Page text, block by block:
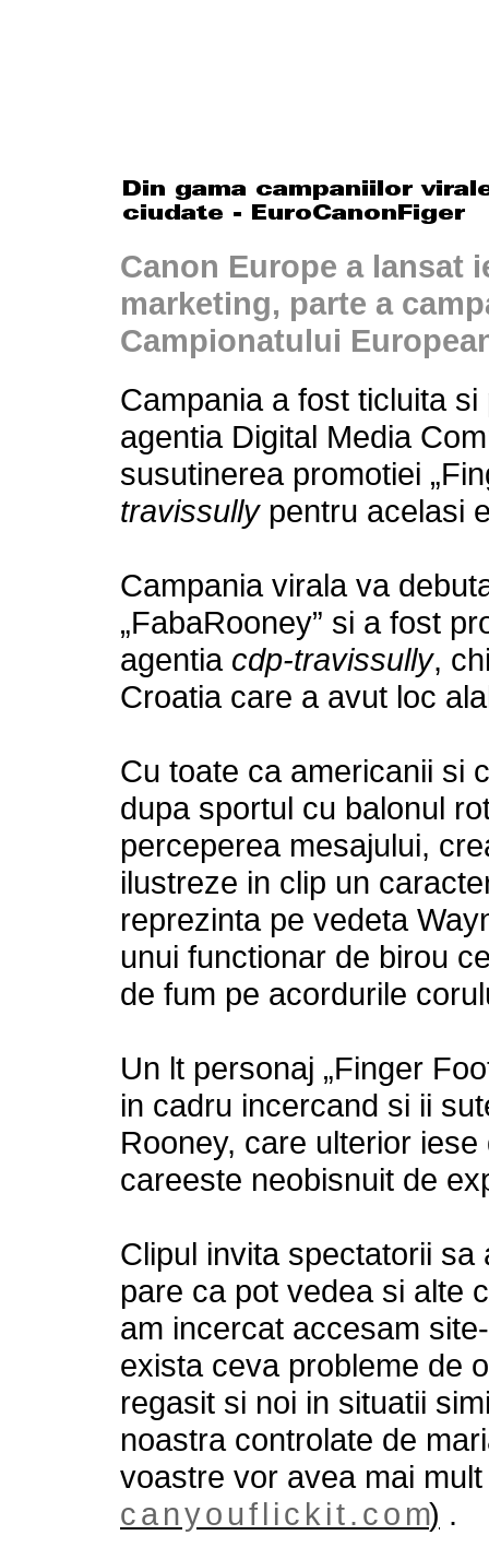
Canon Europe a lansat
marketing, parte a
Campionatului
Campania a fost ticluita
agentia Digital Media
susutinerea promotiei
travissullypentru acelasi
Campania virala va
„FabaRooney” si a fost
agentia cdp-travissully,
Croatia care a avut loc
Cu toate ca americanii si
dupa sportul cu balonul
perceperea mesajului,
ilustreze in clip un
reprezinta pe vedeta
unui functionar de birou
de fum pe acordurile
Un lt personaj „Finger
in cadru incercand si ii
Rooney, care ulterior
careeste neobisnuit de
Clipul invita spectatorii
pare ca pot vedea si alte
am incercat accesam
exista ceva probleme de
regasit si noi in situatii
noastra controlate de
voastre vor avea mai
c a n y o u f l i c k i t . c o m) .